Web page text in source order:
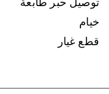
خيام
قطع غيار